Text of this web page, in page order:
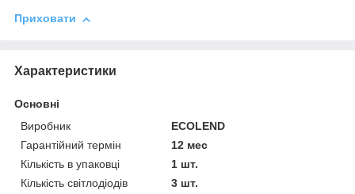
Приховати
Характеристики
Основні
Виробник
ECOLEND
Гарантійний термін
12 мес
Кількість в упаковці
1 шт.
Кількість світлодіодів
3 шт.